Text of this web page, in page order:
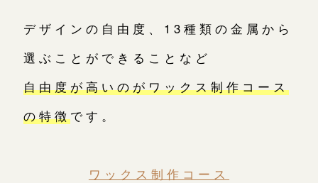
デザインの自由度、13種類の金属から
選ぶことができることなど
自由度が高いのがワックス制作コース
の特徴です。
ワックス制作コース